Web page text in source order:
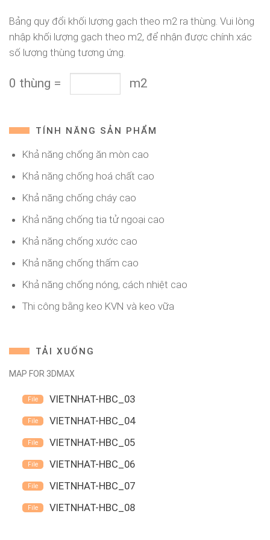
Bảng quy đổi khối lượng gạch theo m2 ra thùng. Vui lòng
nhập khối lượng gạch theo m2, để nhận được chính xác
số lượng thùng tương ứng.
0 thùng = m2
TÍNH NĂNG SẢN PHẨM
Khả năng chống ăn mòn cao
Khả năng chống hoá chất cao
Khả năng chống cháy cao
Khả năng chống tia tử ngoại cao
Khả năng chống xước cao
Khả năng chống thấm cao
Khả năng chống nóng, cách nhiệt cao
Thi công bằng keo KVN và keo vữa
TẢI XUỐNG
MAP FOR 3DMAX
VIETNHAT-HBC_03
VIETNHAT-HBC_04
VIETNHAT-HBC_05
VIETNHAT-HBC_06
VIETNHAT-HBC_07
VIETNHAT-HBC_08